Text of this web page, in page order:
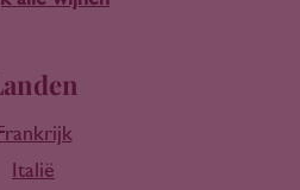
Frankrijk
Italië